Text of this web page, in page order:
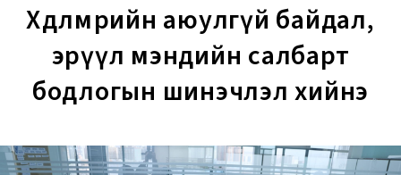
Хөдөлмөрийн аюулгүй байдал,
эрүүл мэндийн салбарт
бодлогын шинэчлэл хийнэ